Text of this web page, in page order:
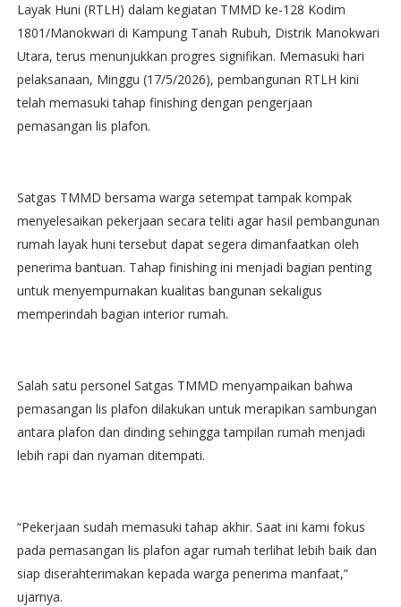
Layak Huni (RTLH) dalam kegiatan TMMD ke-128 Kodim
1801/Manokwari di Kampung Tanah Rubuh, Distrik Manokwari
Utara, terus menunjukkan progres signifikan. Memasuki hari
pelaksanaan, Minggu (17/5/2026), pembangunan RTLH kini
telah memasuki tahap finishing dengan pengerjaan
pemasangan lis plafon.
‎Satgas TMMD bersama warga setempat tampak kompak
menyelesaikan pekerjaan secara teliti agar hasil pembangunan
rumah layak huni tersebut dapat segera dimanfaatkan oleh
penerima bantuan. Tahap finishing ini menjadi bagian penting
untuk menyempurnakan kualitas bangunan sekaligus
memperindah bagian interior rumah.
‎Salah satu personel Satgas TMMD menyampaikan bahwa
pemasangan lis plafon dilakukan untuk merapikan sambungan
antara plafon dan dinding sehingga tampilan rumah menjadi
lebih rapi dan nyaman ditempati.
‎“Pekerjaan sudah memasuki tahap akhir. Saat ini kami fokus
pada pemasangan lis plafon agar rumah terlihat lebih baik dan
siap diserahterimakan kepada warga penerima manfaat,”
ujarnya.